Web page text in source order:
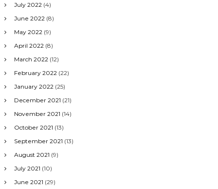
July 2022 (4)
June 2022 (8)
May 2022 (9)
April 2022 (8)
March 2022 (12)
February 2022 (22)
January 2022 (25)
December 2021 (21)
November 2021 (14)
October 2021 (13)
September 2021 (13)
August 2021 (9)
July 2021 (10)
June 2021 (29)